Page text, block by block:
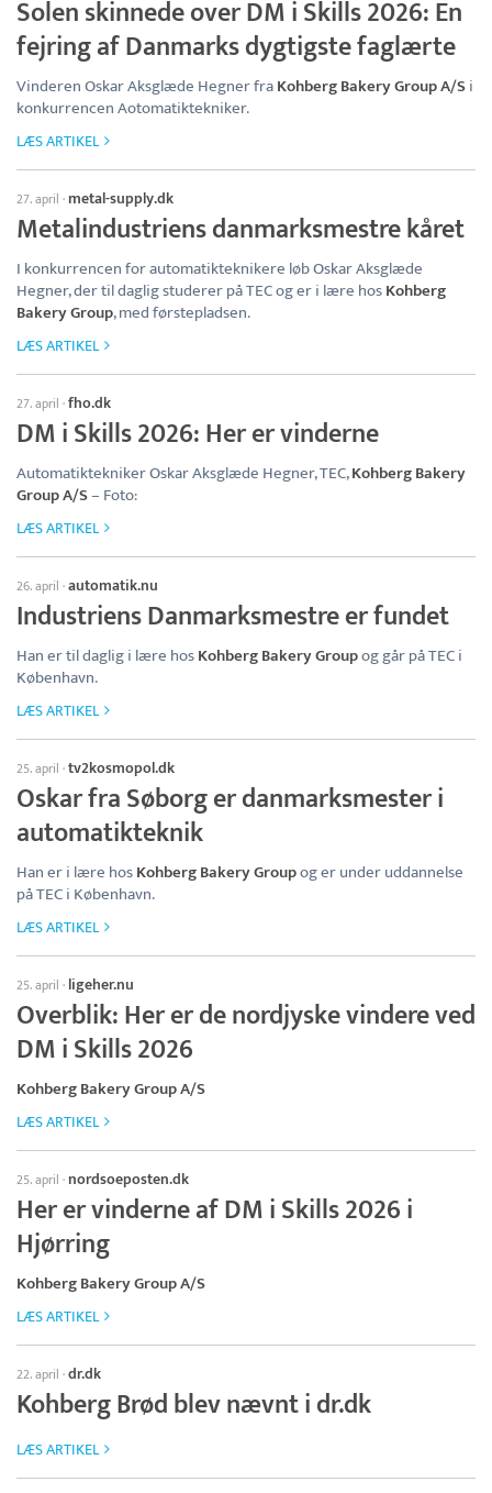
Solen skinnede over DM i Skills 2026: En
fejring af Danmarks dygtigste faglærte
Vinderen Oskar Aksglæde Hegner fraKohberg Bakery Group A/Si
konkurrencen Aotomatiktekniker.
LÆS ARTIKEL
27. april · metal-supply.dk
Metalindustriens danmarksmestre kåret
I konkurrencen for automatikteknikere løb Oskar Aksglæde
Hegner, der til daglig studerer på TEC og er i lære hosKohberg
Bakery Group, med førstepladsen.
LÆS ARTIKEL
27. april ·fho.dk
DM i Skills 2026: Her er vinderne
Automatiktekniker Oskar Aksglæde Hegner, TEC,Kohberg Bakery
Group A/S– Foto:
LÆS ARTIKEL
26. april ·automatik.nu
Industriens Danmarksmestre er fundet
Han er til daglig i lære hosKohberg Bakery Groupog går på TEC i
København.
LÆS ARTIKEL
25. april ·tv2kosmopol.dk
Oskar fra Søborg er danmarksmester i
automatikteknik
Han er i lære hosKohberg Bakery Groupog er under uddannelse
på TEC i København.
LÆS ARTIKEL
25. april · ligeher.nu
Overblik: Her er de nordjyske vindere ved
DM i Skills 2026
Kohberg Bakery Group A/S
LÆS ARTIKEL
25. april · nordsoeposten.dk
Her er vinderne af DM i Skills 2026 i
Hjørring
Kohberg Bakery Group A/S
LÆS ARTIKEL
22. april ·dr.dk
Kohberg Brød blev nævnt i dr.dk
LÆS ARTIKEL